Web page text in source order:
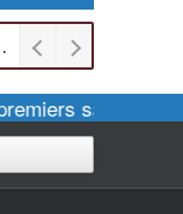
11h et vendredis à 20h00
samedis